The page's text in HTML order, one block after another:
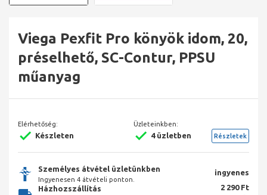
Viega Pexfit Pro könyök idom, 20,
préselhető, SC-Contur, PPSU
műanyag
Elérhetőség:
Készleten
Üzleteinkben:
4 üzletben Részletek
Személyes átvétel üzletünkben
Ingyenesen 4 átvételi ponton.
ingyenes
Házhozszállítás
2 290 Ft